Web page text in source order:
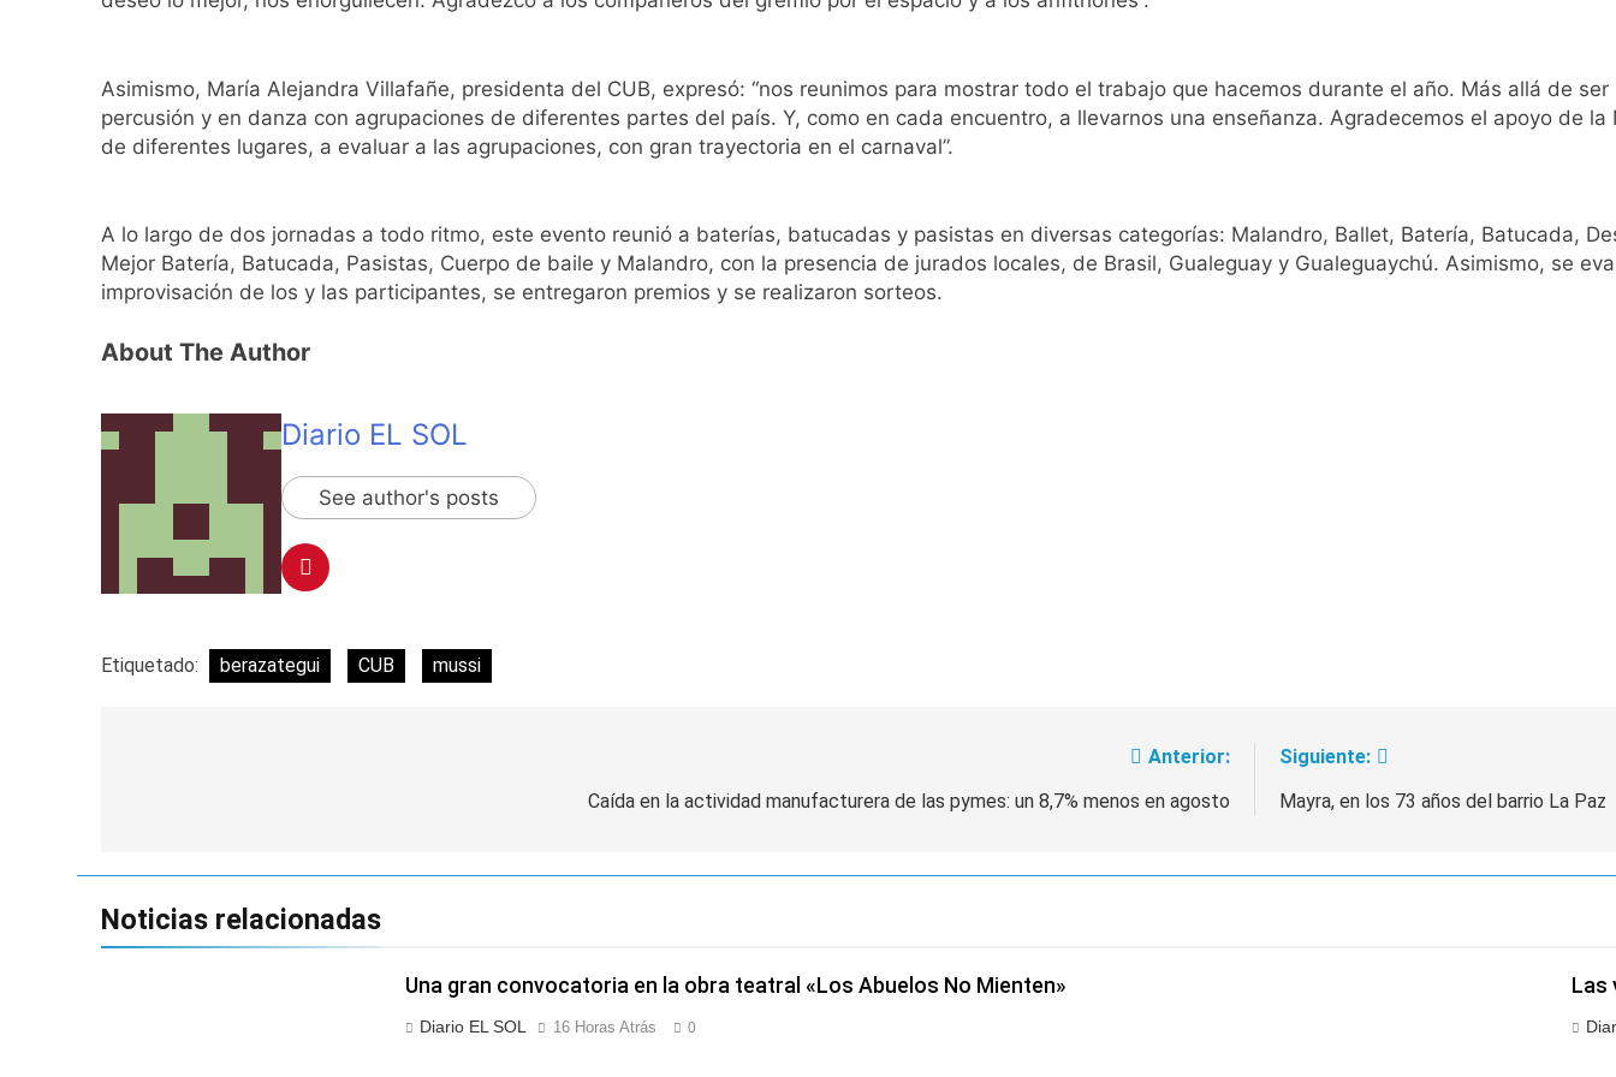
Una gran convocatoria en la obra teatral «Los Abuelos No Mienten»
16 Horas Atrás
Marcha al Congreso: cortes, desvíos y operativo de seguridad por la protesta contra la reforma de la Ley de Tierras
20 Horas Atrás
Senado debate el proyecto sobre propiedad privada con foco en los desalojos
22 Horas Atrás
Denunciaron penalmente al abogado libertario que propuso tirar napalm sobre el Gran Buenos Aires
1 Día Atrás
Asimismo, María Alejandra Villafañe, presidenta del CUB, expresó: “nos reunimos para mostrar todo el trabajo que hacemos durante el año. Más allá de
percusión y en danza con agrupaciones de diferentes partes del país. Y, como en cada encuentro, a llevarnos una enseñanza. Agradecemos el apoyo de
de diferentes lugares, a evaluar a las agrupaciones, con gran trayectoria en el carnaval”.
A lo largo de dos jornadas a todo ritmo, este evento reunió a baterías, batucadas y pasistas en diversas categorías: Malandro, Ballet, Batería, Batucada,
Mejor Batería, Batucada, Pasistas, Cuerpo de baile y Malandro, con la presencia de jurados locales, de Brasil, Gualeguay y Gualeguaychú. Asimismo, se
improvisación de los y las participantes, se entregaron premios y se realizaron sorteos.
About The Author
Diario EL SOL
See author's posts
Etiquetado: berazategui CUB mussi
Anterior:
Caída en la actividad manufacturera de las pymes: un 8,7% menos en agosto
Siguiente:
Mayra, en los 73 años del barrio La Paz
Noticias relacionadas
Una gran convocatoria en la obra teatral «Los Abuelos No Mienten»
Diario EL SOL 16 Horas Atrás 0
Las